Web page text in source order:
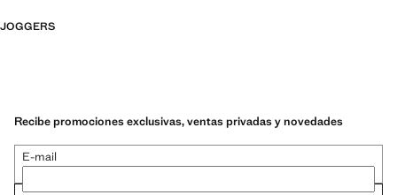
JOGGERS
Recibe promociones exclusivas, ventas privadas y novedades
E-mail